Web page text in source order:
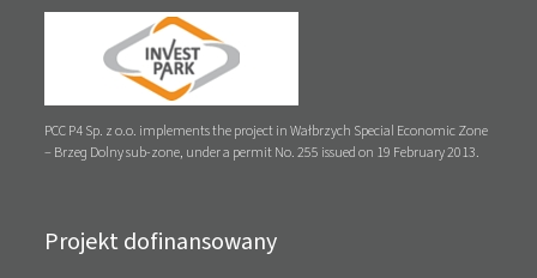
PCC P4 Sp. z o.o. implements the project in Wałbrzych Special Economic Zone
– Brzeg Dolny sub-zone, under a permit No. 255 issued on 19 February 2013.
Projekt dofinansowany